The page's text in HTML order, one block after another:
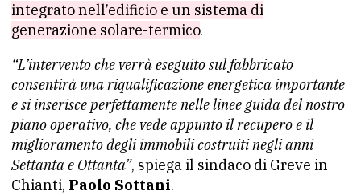
integrato nell’edificio e un sistema di
generazione solare-termico.
“L’intervento che verrà eseguito sul fabbricato
consentirà una riqualificazione energetica importante
e si inserisce perfettamente nelle linee guida del nostro
piano operativo, che vede appunto il recupero e il
miglioramento degli immobili costruiti negli anni
Settanta e Ottanta”, spiega il sindaco di Greve in
Chianti, Paolo Sottani.